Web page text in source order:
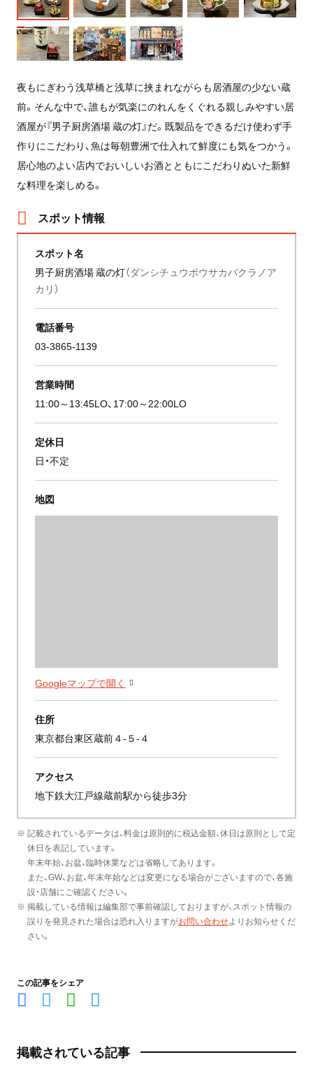
夜もにぎわう浅草橋と浅草に挟まれながらも居酒屋の少ない蔵
前。そんな中で、誰もが気楽にのれんをくぐれる親しみやすい居
酒屋が『男子厨房酒場 蔵の灯』だ。既製品をできるだけ使わず手
作りにこだわり、魚は毎朝豊洲で仕入れて鮮度にも気をつかう。
居心地のよい店内でおいしいお酒とともにこだわりぬいた新鮮
な料理を楽しめる。
スポット情報
スポット名
男子厨房酒場 蔵の灯（ダンシチュウボウサカバクラノア
カリ）
電話番号
03-3865-1139
営業時間
11:00～13:45LO、17:00～22:00LO
定休日
日・不定
地図
Googleマップで開く
住所
東京都台東区蔵前４-５-４
アクセス
地下鉄大江戸線蔵前駅から徒歩3分
※ 記載されているデータは、料金は原則的に税込金額、休日は原則として定
休日を表記しています。
年末年始、お盆、臨時休業などは省略してあります。
また、GW、お盆、年末年始などは変更になる場合がございますので、各施
設・店舗にご確認ください。
※ 掲載している情報は編集部で事前確認しておりますが、スポット情報の
誤りを発見された場合は恐れ入りますがお問い合わせよりお知らせくだ
さい。
この記事をシェア
掲載されている記事